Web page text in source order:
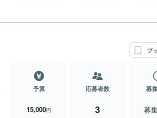
ブ
予算
15,000円
応募者数
3
募
募